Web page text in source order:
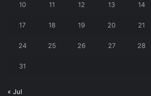
10 11 12 13 14
17 18 19 20 21
24 25 26 27 28
31
« Jul